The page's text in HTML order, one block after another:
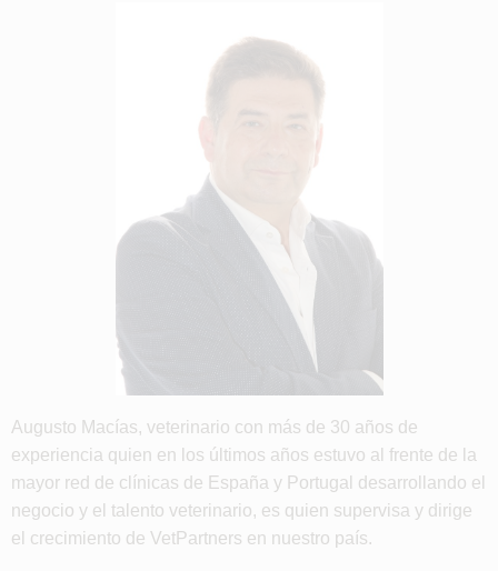
Augusto Macías, veterinario con más de 30 años de
experiencia quien en los últimos años estuvo al frente de la
mayor red de clínicas de España y Portugal desarrollando el
negocio y el talento veterinario, es quien supervisa y dirige
el crecimiento de VetPartners en nuestro país.